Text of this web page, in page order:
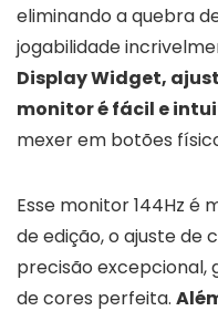
eliminando a quebra
jogabilidade
Display Widget,
monitor é fácil e
mexer em botões
Esse monitor 144Hz é
de edição, o ajuste de
precisão excepcional,
de cores perfeita.